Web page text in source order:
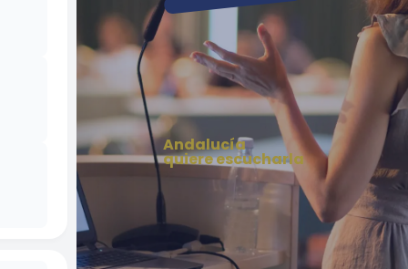
Andalucía
quiere escucharla